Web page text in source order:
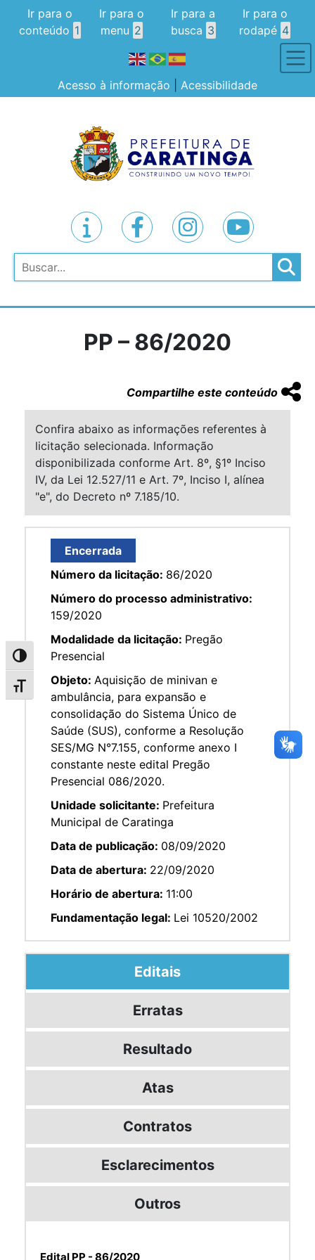
Alternar alto contraste
Alternar tamanho da fonte
Ir para o
conteúdo 1
Ir para o
menu 2
Ir para a
busca 3
Ir para o
rodapé 4
Acesso à informação Acessibilidade
Pesquisar
PP – 86/2020
Compartilhe este conteúdo
Confira abaixo as informações referentes à
licitação selecionada. Informação
disponibilizada conforme Art. 8º, §1º Inciso
IV, da Lei 12.527/11 e Art. 7º, Inciso I, alínea
"e", do Decreto nº 7.185/10.
Encerrada
Número da licitação: 86/2020
Número do processo administrativo:
159/2020
Modalidade da licitação: Pregão
Presencial
Objeto: Aquisição de minivan e
ambulância, para expansão e
consolidação do Sistema Único de
Saúde (SUS), conforme a Resolução
SES/MG N°7.155, conforme anexo I
constante neste edital Pregão
Presencial 086/2020.
Unidade solicitante: Prefeitura
Municipal de Caratinga
Data de publicação: 08/09/2020
Data de abertura: 22/09/2020
Horário de abertura: 11:00
Fundamentação legal: Lei 10520/2002
Editais
Erratas
Resultado
Atas
Contratos
Esclarecimentos
Outros
Edital PP - 86/2020